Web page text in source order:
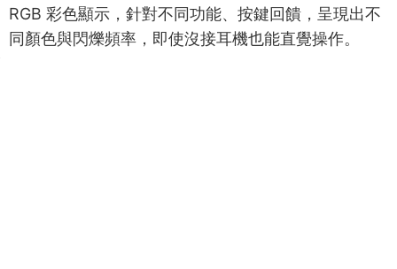
RGB 彩色顯示，針對不同功能、按鍵回饋，呈現出不
同顏色與閃爍頻率，即使沒接耳機也能直覺操作。